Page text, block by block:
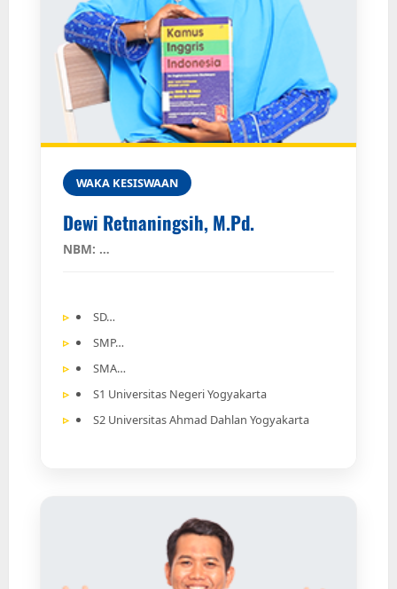
WAKA KESISWAAN
Dewi Retnaningsih, M.Pd.
NBM: …
SD…
SMP…
SMA…
S1 Universitas Negeri Yogyakarta
S2 Universitas Ahmad Dahlan Yogyakarta